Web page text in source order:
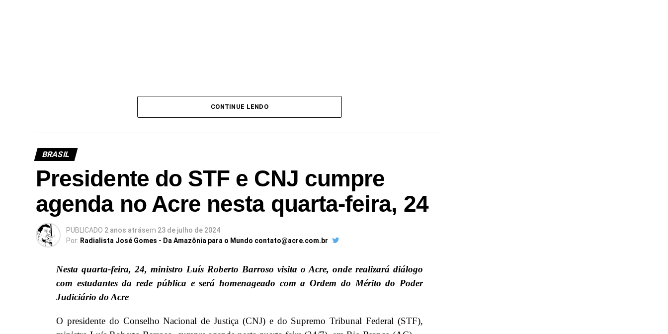
CONTINUE LENDO
BRASIL
Presidente do STF e CNJ cumpre
agenda no Acre nesta quarta-feira, 24
PUBLICADO 2 anos atrásem 23 de julho de 2024
Por: Radialista José Gomes - Da Amazônia para o Mundo contato@acre.com.br
Nesta quarta-feira, 24, ministro Luís Roberto Barroso visita o Acre, onde realizará diálogo
com estudantes da rede pública e será homenageado com a Ordem do Mérito do Poder
Judiciário do Acre
O presidente do Conselho Nacional de Justiça (CNJ) e do Supremo Tribunal Federal (STF),